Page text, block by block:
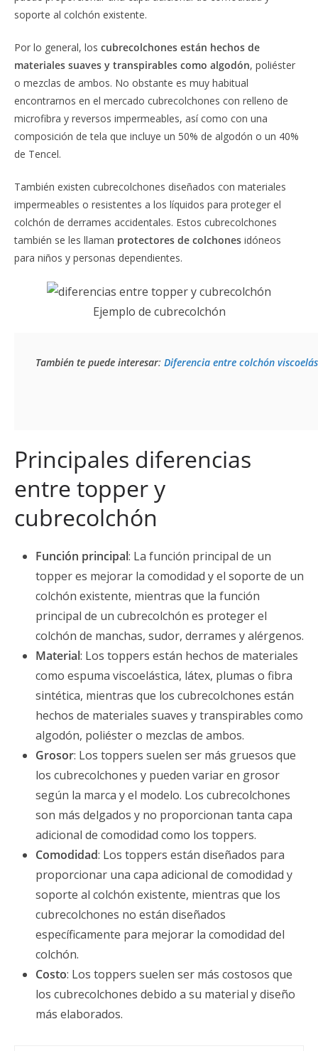
soporte al colchón existente.
Por lo general, los cubrecolchones están hechos de
materiales suaves y transpirables como algodón, poliéster
o mezclas de ambos. No obstante es muy habitual
encontrarnos en el mercado cubrecolchones con relleno de
microfibra y reversos impermeables, así como con una
composición de tela que incluye un 50% de algodón o un 40%
de Tencel.
También existen cubrecolchones diseñados con materiales
impermeables o resistentes a los líquidos para proteger el
colchón de derrames accidentales. Estos cubrecolchones
también se les llaman protectores de colchones idóneos
para niños y personas dependientes.
Ejemplo de cubrecolchón
También te puede interesar: Diferencia entre colchón
Principales diferencias
entre topper y
cubrecolchón
Función principal: La función principal de un
topper es mejorar la comodidad y el soporte de un
colchón existente, mientras que la función
principal de un cubrecolchón es proteger el
colchón de manchas, sudor, derrames y alérgenos.
Material: Los toppers están hechos de materiales
como espuma viscoelástica, látex, plumas o fibra
sintética, mientras que los cubrecolchones están
hechos de materiales suaves y transpirables como
algodón, poliéster o mezclas de ambos.
Grosor: Los toppers suelen ser más gruesos que
los cubrecolchones y pueden variar en grosor
según la marca y el modelo. Los cubrecolchones
son más delgados y no proporcionan tanta capa
adicional de comodidad como los toppers.
Comodidad: Los toppers están diseñados para
proporcionar una capa adicional de comodidad y
soporte al colchón existente, mientras que los
cubrecolchones no están diseñados
específicamente para mejorar la comodidad del
colchón.
Costo: Los toppers suelen ser más costosos que
los cubrecolchones debido a su material y diseño
más elaborados.